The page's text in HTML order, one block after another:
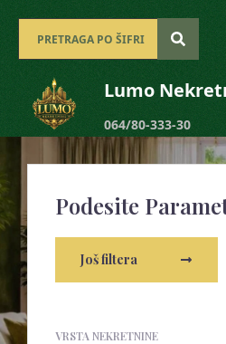
Lumo
064/80-333-30
Podesite
Još filtera
VRSTA NEKRETNINE